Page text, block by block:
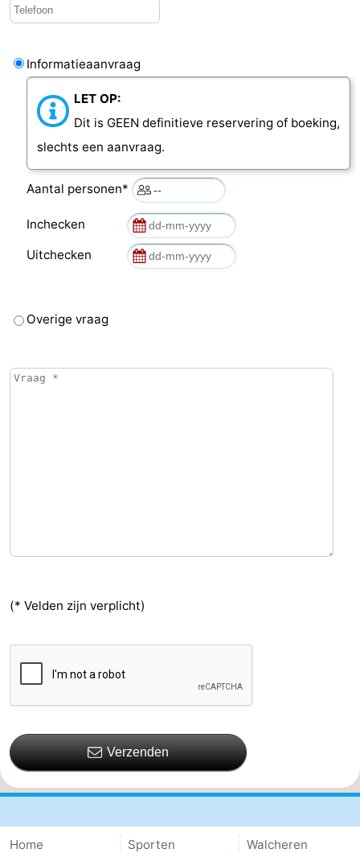
Informatieaanvraag
LET OP:
Dit is GEEN definitieve reservering of boeking,
slechts een aanvraag.
Aantal personen*
Inchecken
Uitchecken
Overige vraag
(* Velden zijn verplicht)
Verzenden
Home
Sporten
Walcheren